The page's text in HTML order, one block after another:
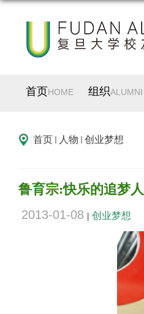
首页HOME 组织ALUMNI
首页 人物 创业梦想
鲁育宗:快乐的追梦人
2013-01-08 创业梦想